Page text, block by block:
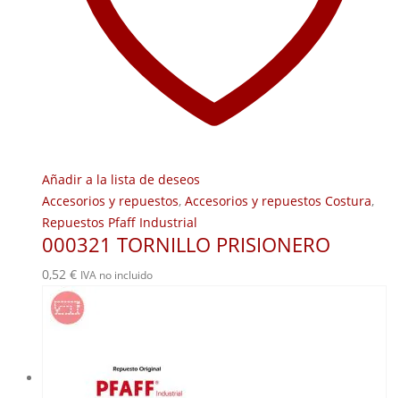
Añadir a la lista de deseos
Accesorios y repuestos, Accesorios y repuestos Costura,
Repuestos Pfaff Industrial
000321 TORNILLO PRISIONERO
0,52 € IVA no incluido